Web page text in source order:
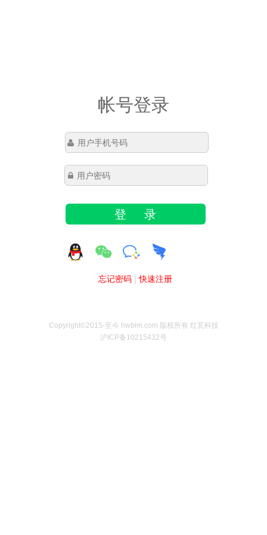
帐号登录
登 录
忘记密码 | 快速注册
Copyright©2015-至今 hwbim.com 版权所有 红瓦科技
沪ICP备10215432号